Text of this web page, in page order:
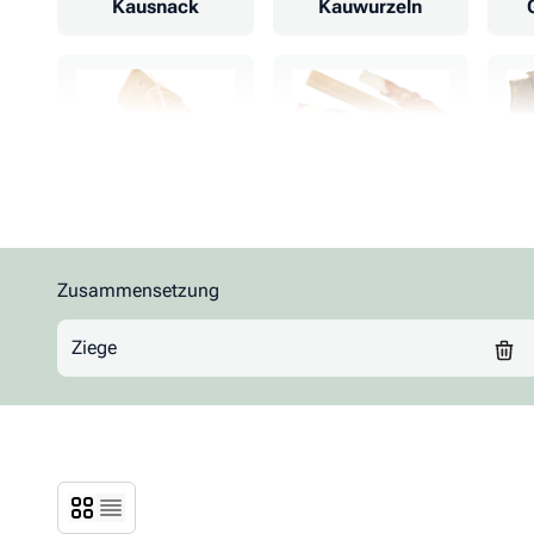
Kausnack
Kauwurzeln
Rind
Zusammensetzung
Ziege
Zur Produktliste springen